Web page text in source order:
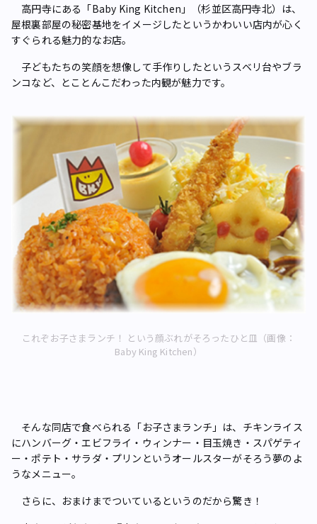
高円寺にある「Baby King Kitchen」（杉並区高円寺北）は、
屋根裏部屋の秘密基地をイメージしたというかわいい店内が心く
すぐられる魅力的なお店。
子どもたちの笑顔を想像して手作りしたというスベリ台やブラ
ンコなど、とことんこだわった内観が魅力です。
これぞお子さまランチ！ という顔ぶれがそろったひと皿（画像：
Baby King Kitchen）
そんな同店で食べられる「お子さまランチ」は、チキンライス
にハンバーグ・エビフライ・ウィンナー・目玉焼き・スパゲティ
ー・ポテト・サラダ・プリンというオールスターがそろう夢のよ
うなメニュー。
さらに、おまけまでついているというのだから驚き！